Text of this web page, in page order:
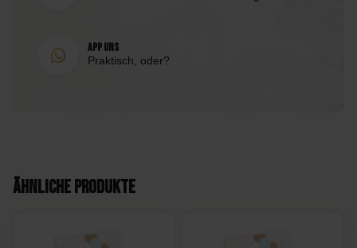
App uns
Praktisch, oder?
Ähnliche Produkte